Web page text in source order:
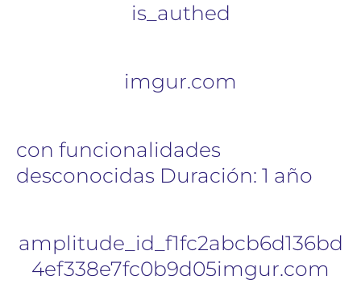
is_authed
imgur.com
con funcionalidades
desconocidas Duración: 1 año
amplitude_id_f1fc2abcb6d136bd
4ef338e7fc0b9d05imgur.com